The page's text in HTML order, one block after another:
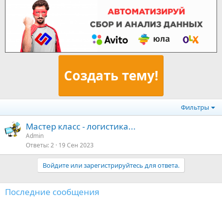
Создать тему!
Фильтры
Мастер класс - логистика...
Admin
Ответы 2 19 Сен 2023
Войдите или зарегистрируйтесь для ответа.
Последние сообщения